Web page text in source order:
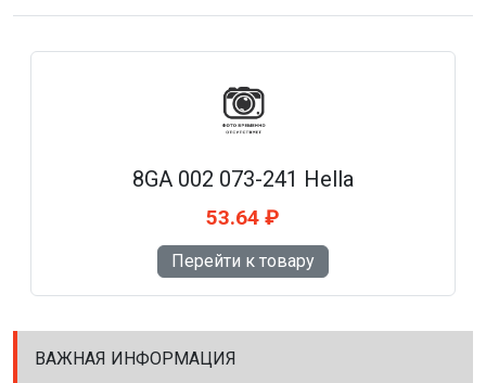
8GA 002 073-241 Hella
53.64 ₽
Перейти к товару
ВАЖНАЯ ИНФОРМАЦИЯ